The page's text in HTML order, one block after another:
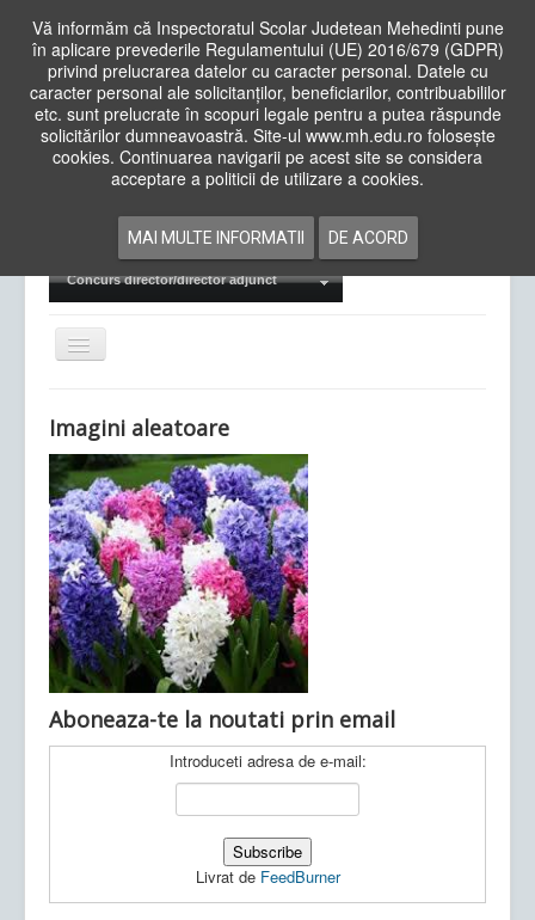
Vă informăm că Inspectoratul Scolar Judetean Mehedinti pune
în aplicare prevederile Regulamentului (UE) 2016/679 (GDPR)
privind prelucrarea datelor cu caracter personal. Datele cu
caracter personal ale solicitanților, beneficiarilor, contribuabililor
etc. sunt prelucrate în scopuri legale pentru a putea răspunde
solicitărilor dumneavoastră. Site-ul www.mh.edu.ro folosește
cookies. Continuarea navigarii pe acest site se considera
acceptare a politicii de utilizare a cookies.
MAI MULTE INFORMATII DE ACORD
Cauta
in
siteAcasa Cadre Didactice
Examene Naționale
Concurs director/director adjunct
Comută
navigarea
Ultimele articole: Vi, 04.11.2022 -
Județean Mehedinți
Imagini aleatoare
Aboneaza-te la noutati prin email
Introduceti adresa de e-mail:
Livrat de FeedBurner